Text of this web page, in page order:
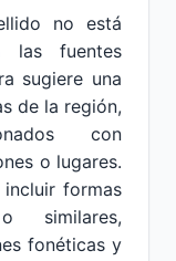
no está
las fuentes
sugiere una
de la región,
con
o lugares.
formas
similares,
fonéticas y